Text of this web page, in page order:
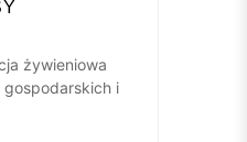
żywieniowa
i